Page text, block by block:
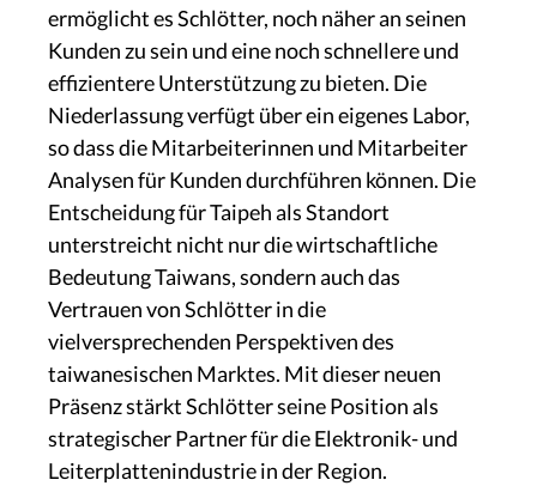
ermöglicht es Schlötter, noch näher an seinen
Kunden zu sein und eine noch schnellere und
effizientere Unterstützung zu bieten. Die
Niederlassung verfügt über ein eigenes Labor,
so dass die Mitarbeiterinnen und Mitarbeiter
Analysen für Kunden durchführen können. Die
Entscheidung für Taipeh als Standort
unterstreicht nicht nur die wirtschaftliche
Bedeutung Taiwans, sondern auch das
Vertrauen von Schlötter in die
vielversprechenden Perspektiven des
taiwanesischen Marktes. Mit dieser neuen
Präsenz stärkt Schlötter seine Position als
strategischer Partner für die Elektronik- und
Leiterplattenindustrie in der Region.